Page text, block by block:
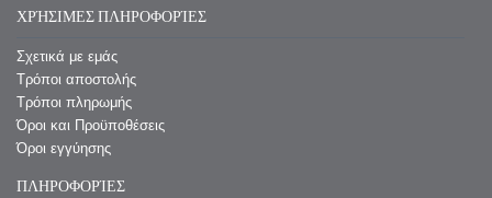
ΧΡΉΣΙΜΕΣ ΠΛΗΡΟΦΟΡΊΕΣ
Σχετικά με εμάς
Τρόποι αποστολής
Τρόποι πληρωμής
Όροι και Προϋποθέσεις
Όροι εγγύησης
ΠΛΗΡΟΦΟΡΊΕΣ